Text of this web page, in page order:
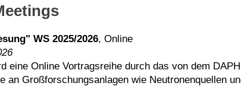
WS 2025/2026, Online
eine Online Vortragsreihe durch das von dem
an Großforschungsanlagen wie Neutronenquellen